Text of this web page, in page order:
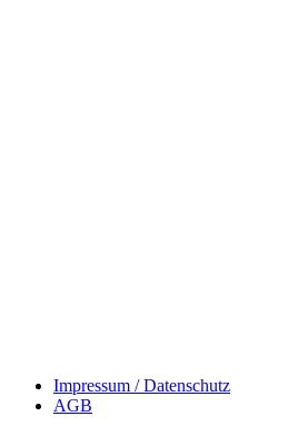
Impressum / Datenschutz
AGB